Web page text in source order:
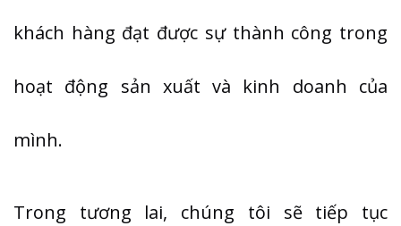
khách hàng đạt được sự thành công trong
hoạt động sản xuất và kinh doanh của
mình.
Trong tương lai, chúng tôi sẽ tiếp tục